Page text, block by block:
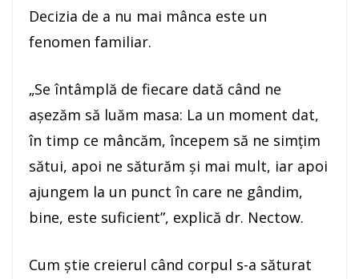
Decizia de a nu mai mânca este un
fenomen familiar.
„Se întâmplă de fiecare dată când ne
aşezăm să luăm masa: La un moment dat,
în timp ce mâncăm, începem să ne simţim
sătui, apoi ne săturăm şi mai mult, iar apoi
ajungem la un punct în care ne gândim,
bine, este suficient”, explică dr. Nectow.
Cum ştie creierul când corpul s-a săturat